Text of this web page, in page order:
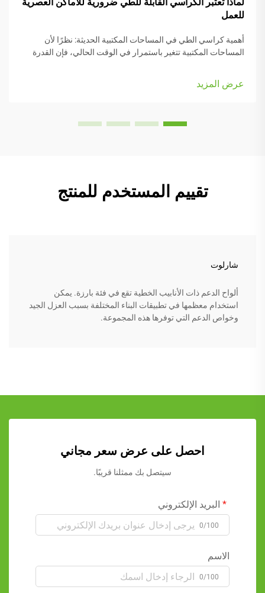
للعمل
أهمية كراسي الطي في المساحات المكتبية الحديثة: نظرًا لأن
المساحات المكتبية تتغير باستمرار في الوقت الحالي، فإن القدرة
ترتيب الأشياء عند الحاجة إلى التحول من مهمة إلى أخرى أو
استيعاب...
عرض المزيد
تقييم المستخدم للمنتج
شارلوت
ألواح الدعم ذات الأنابيب الخطية تقع في فئة بارزة. يمكن
استخدام معظمها في تطبيقات البناء المختلفة بسبب العزل الجيد
وخواص الدعم التي توفرها هذه المجموعة.
احصل على عرض سعر مجاني
سيتصل بك ممثلنا قريبًا.
البريد الإلكتروني
0/100
الاسم
0/100